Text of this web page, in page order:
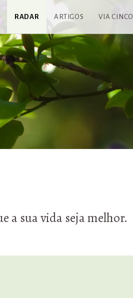
RADAR ARTIGOS VIA CINCO
a sua vida seja melhor.